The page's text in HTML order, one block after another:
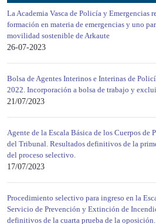
La Academia Vasca de Policía y Emergencias
formación en materia de emergencias y uno
movilidad sostenible de Arkaute
26-07-2023
Bolsa de Agentes Interinos e Interinas de
2022. Incorporación a bolsa de trabajo y
21/07/2023
Agente de la Escala Básica de los Cuerpos de
del Tribunal. Resultados definitivos de la
del proceso selectivo.
17/07/2023
Procedimiento selectivo para ingreso en la
Servicio de Prevención y Extinción de
definitivos de la cuarta prueba de la oposición.